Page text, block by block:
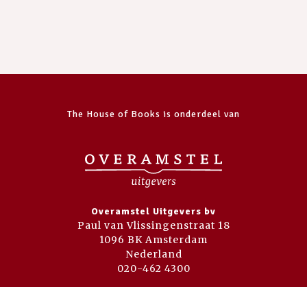
The House of Books is onderdeel van
Overamstel Uitgevers bv
Paul van Vlissingenstraat 18
1096 BK Amsterdam
Nederland
020-462 4300